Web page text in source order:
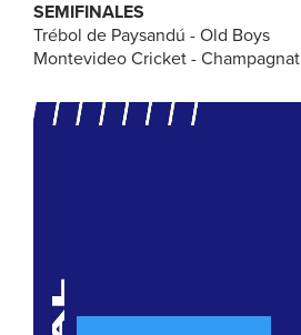
SEMIFINALES
Trébol de Paysandú - Old Boys
Montevideo Cricket - Champagnat